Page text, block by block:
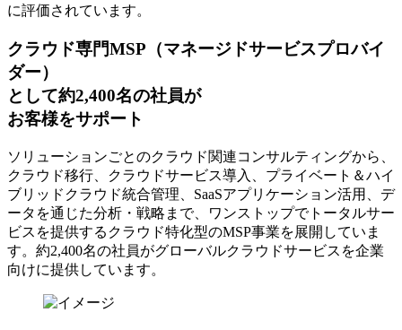
に評価されています。
クラウド専門MSP （マネージドサービスプロバイ
ダー）
として約2,400名の社員が
お客様をサポート
ソリューションごとのクラウド関連コンサルティングから、
クラウド移行、クラウドサービス導入、プライベート＆ハイ
ブリッドクラウド統合管理、SaaSアプリケーション活用、デ
ータを通じた分析・戦略まで、ワンストップでトータルサー
ビスを提供するクラウド特化型のMSP事業を展開していま
す。約2,400名の社員がグローバルクラウドサービスを企業
向けに提供しています。